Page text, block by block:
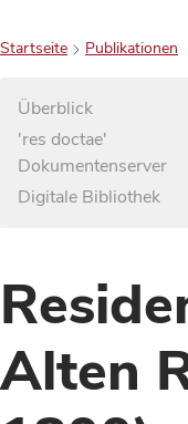
Startseite Publikationen
Überblick
'res doctae'
Dokumentenserver
Digitale Bibliothek
Alten